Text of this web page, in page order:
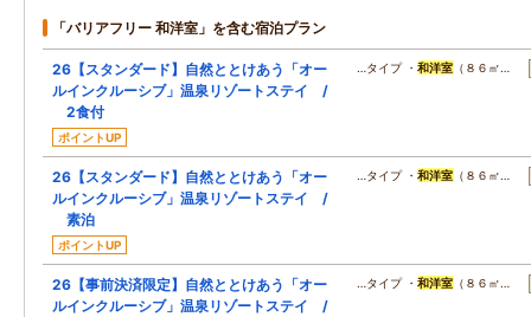
「バリアフリー 和洋室」を含む宿泊プラン
26【スタンダード】自然ととけあう「オー
ルインクルーシブ」温泉リゾートステイ /
2食付
ポイントUP
…タイプ ・和洋室 （８６㎡…
26【スタンダード】自然ととけあう「オー
ルインクルーシブ」温泉リゾートステイ /
素泊
ポイントUP
…タイプ ・和洋室 （８６㎡…
26【事前決済限定】自然ととけあう「オー
ルインクルーシブ」温泉リゾートステイ /
…タイプ ・和洋室 （８６㎡…